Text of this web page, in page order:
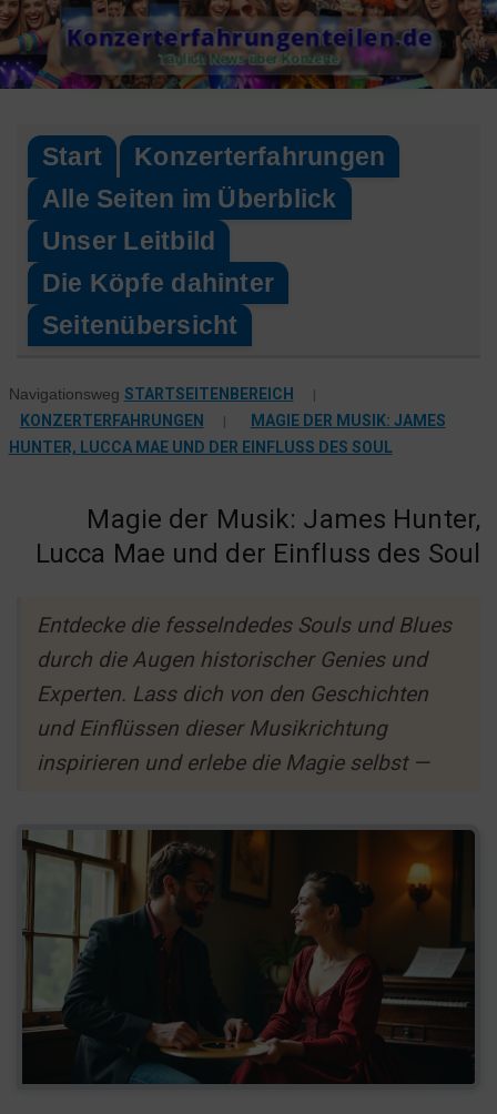
Skip
to
content
Konzerterfahrungenteilen.de
Täglich News über Konzerte
Start
Konzerterfahrungen
Alle Seiten im Überblick
Unser Leitbild
Die Köpfe dahinter
Seitenübersicht
Navigationsweg STARTSEITENBEREICH
|
KONZERTERFAHRUNGEN
|
MAGIE DER MUSIK: JAMES
HUNTER, LUCCA MAE UND DER EINFLUSS DES SOUL
Magie der Musik: James Hunter,
Lucca Mae und der Einfluss des Soul
Entdecke die fesselndedes Souls und Blues
durch die Augen historischer Genies und
Experten. Lass dich von den Geschichten
und Einflüssen dieser Musikrichtung
inspirieren und erlebe die Magie selbst —